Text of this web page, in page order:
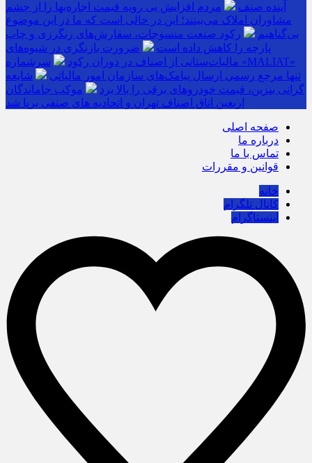
آینده صنف
مردم افزایش بی رویه قیمت اجاره‌بها را از چشم
مشاوران املاک می‌بینند؛ این در حالی است که ما در این موضوع
بی‌گناهیم
رکود صنعت منسوجات، سفارش‌های رنگرزی و چاپ
پارچه را کاهش داده است
ضرورت بازنگری در شیوه‌های
مالیات‌ستانی از اصناف در دوران رکود
سرشماره «MALIAT»
تنها مرجع رسمی ارسال پیامک‌های سازمان امور مالیاتی
شایعه
گرانی بنزین، قیمت خودروهای برقی را بالا برد
موکب جاماندگان
اربعین اتاق اصناف تهران و اتحادیه های صنفی برپا شد
صفحه اصلی
درباره ما
تماس با ما
قوانین و مقررات
خانه
کانال تلگرام
اینستاگرام